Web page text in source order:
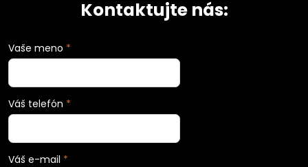
Kontaktujte nás:
Vaše meno *
Váš telefón *
Váš e-mail *